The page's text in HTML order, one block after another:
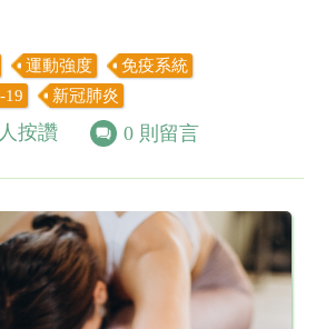
運動強度
免疫系統
19 新冠肺炎
人按讚 0 則留言